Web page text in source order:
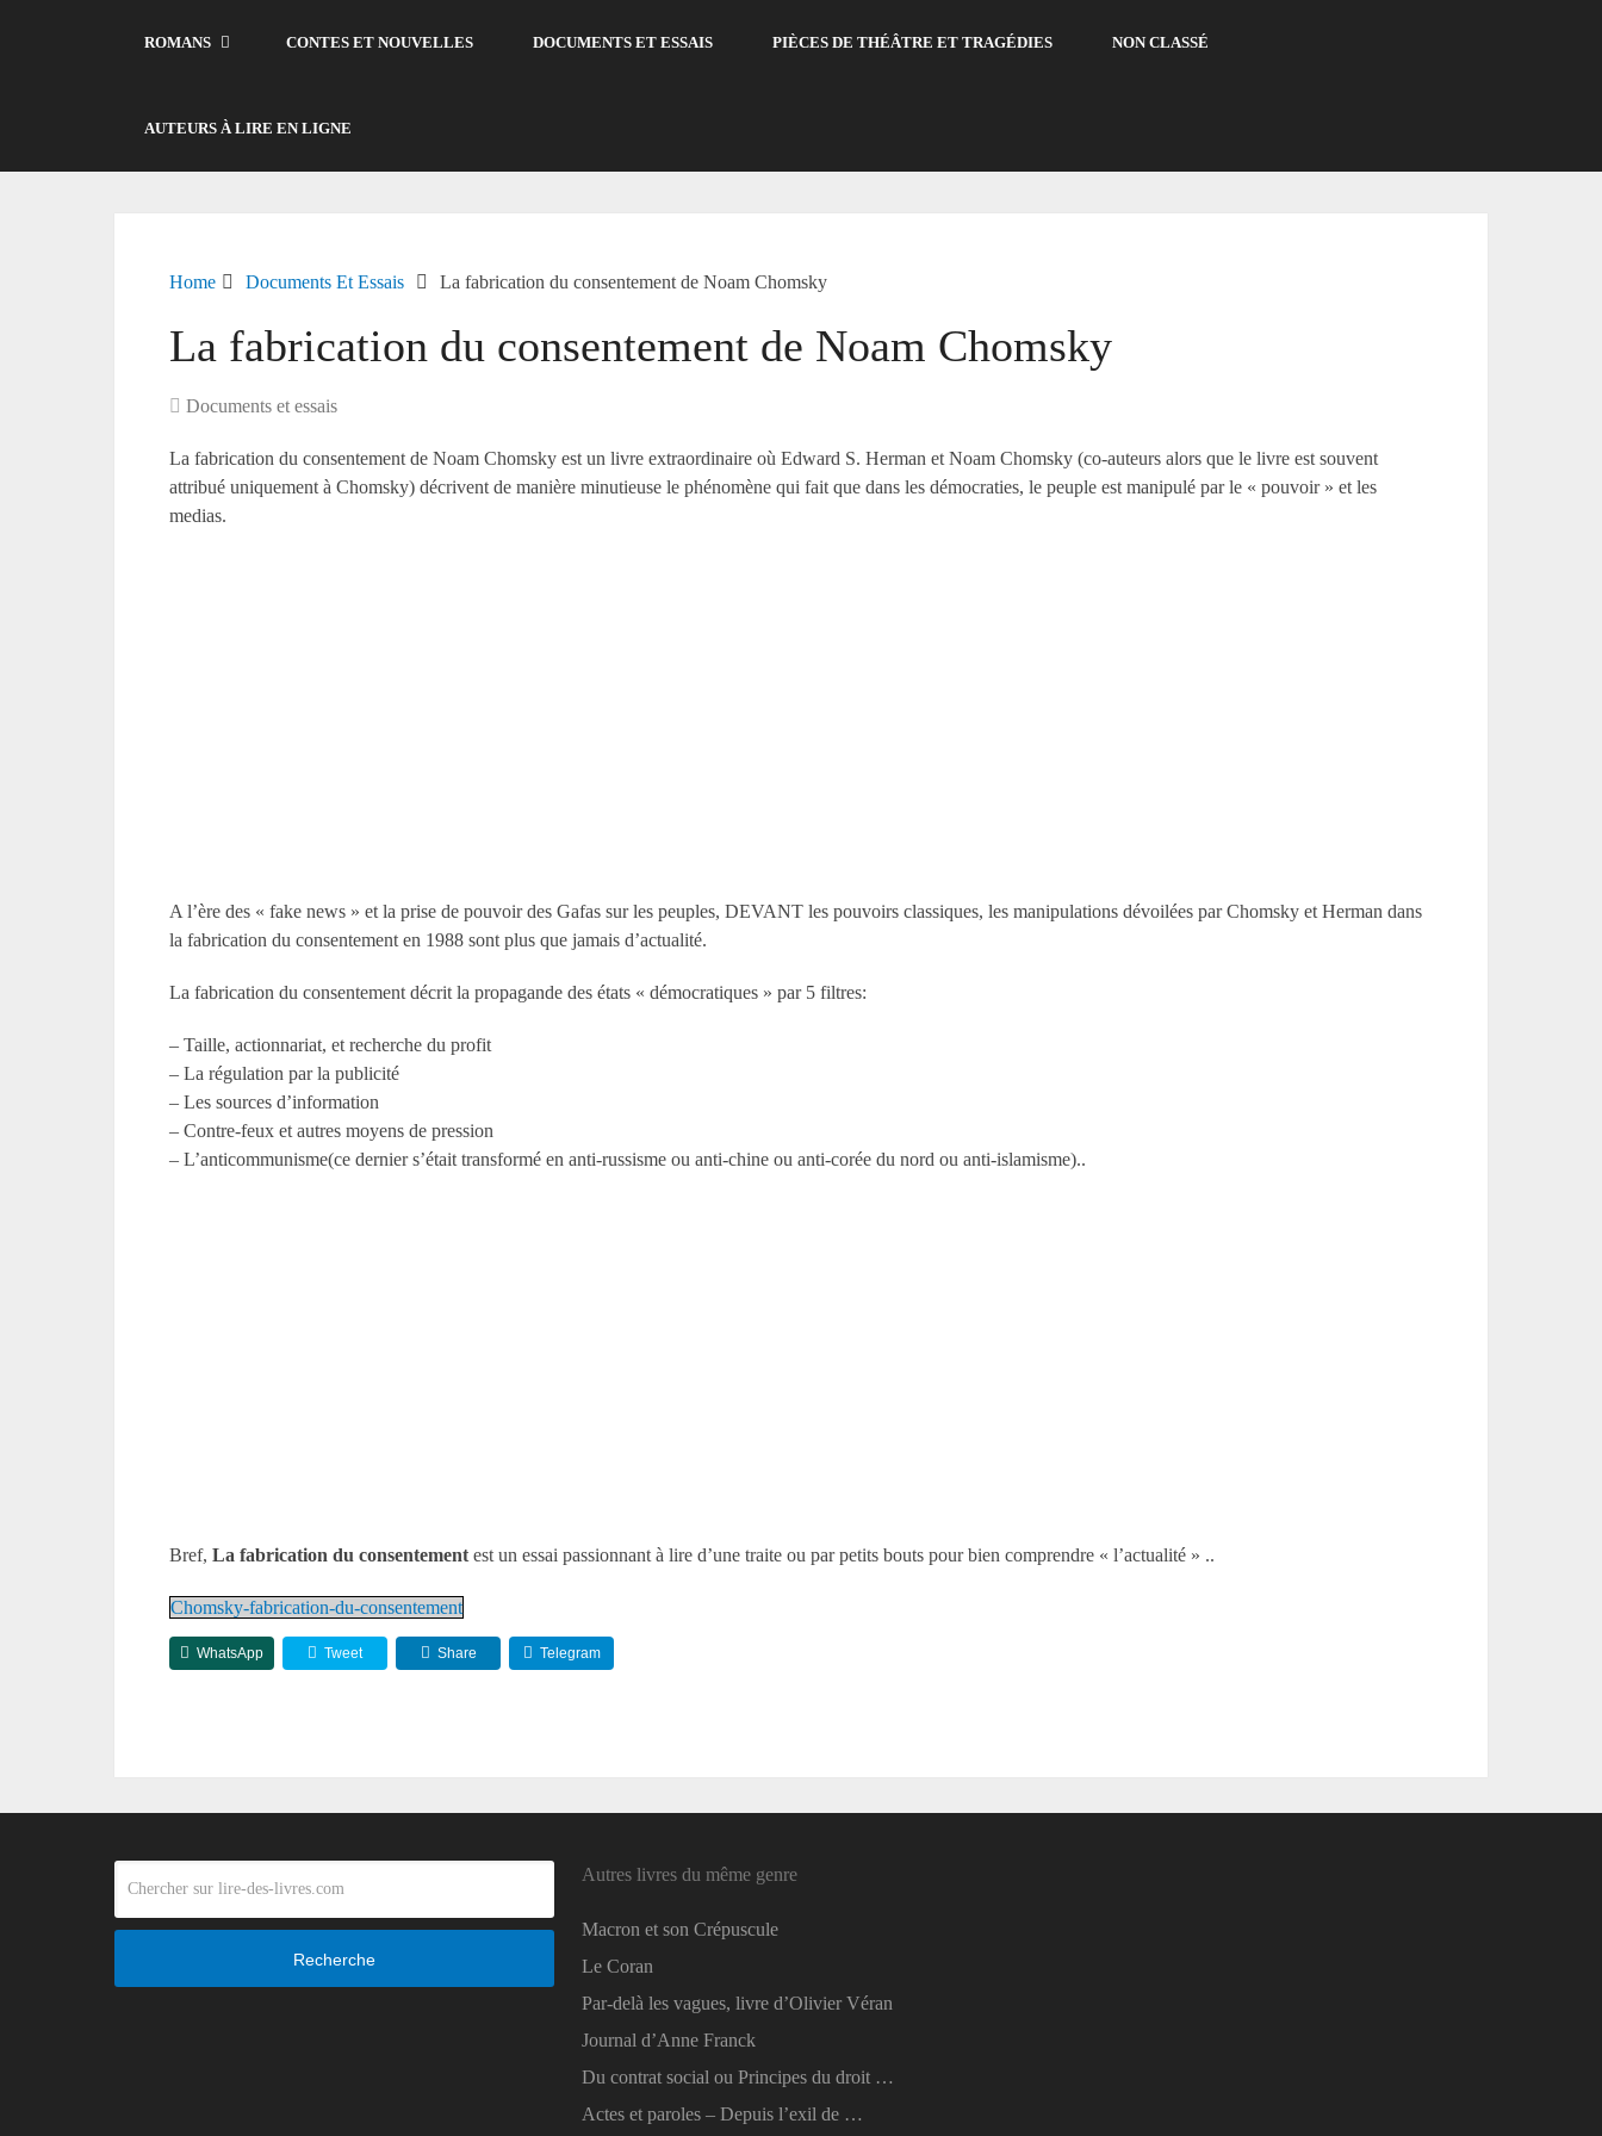
ROMANS CONTES ET NOUVELLES DOCUMENTS ET ESSAIS PIÈCES DE THÉÂTRE ET TRAGÉDIES NON CLASSÉ
AUTEURS À LIRE EN LIGNE
Home Documents Et Essais La fabrication du consentement de Noam Chomsky
La fabrication du consentement de Noam Chomsky
Documents et essais
La fabrication du consentement de Noam Chomsky est un livre extraordinaire où Edward S. Herman et Noam Chomsky (co-auteurs alors que le livre est souvent
attribué uniquement à Chomsky) décrivent de manière minutieuse le phénomène qui fait que dans les démocraties, le peuple est manipulé par le « pouvoir » et les
medias.
A l’ère des « fake news » et la prise de pouvoir des Gafas sur les peuples, DEVANT les pouvoirs classiques, les manipulations dévoilées par Chomsky et Herman dans
la fabrication du consentement en 1988 sont plus que jamais d’actualité.
La fabrication du consentement décrit la propagande des états « démocratiques » par 5 filtres:
– Taille, actionnariat, et recherche du profit
– La régulation par la publicité
– Les sources d’information
– Contre-feux et autres moyens de pression
– L’anticommunisme(ce dernier s’était transformé en anti-russisme ou anti-chine ou anti-corée du nord ou anti-islamisme)..
Bref,La fabrication du consentement est un essai passionnant à lire d’une traite ou par petits bouts pour bien comprendre « l’actualité » ..
Chomsky-fabrication-du-consentement
WhatsApp Tweet Share Telegram
Recherche
Autres livres du même genre
Macron et son Crépuscule
Le Coran
Par-delà les vagues, livre d’Olivier Véran
Journal d’Anne Franck
Du contrat social ou Principes du droit …
Actes et paroles – Depuis l’exil de …